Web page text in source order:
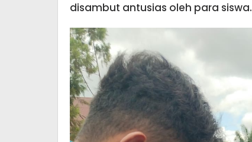
disambut antusias oleh para siswa.